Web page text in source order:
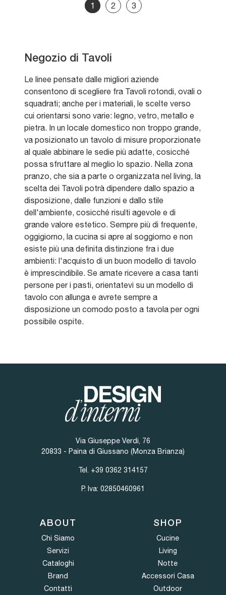
1 2 3
Negozio di Tavoli
Le linee pensate dalle migliori aziende
consentono di scegliere fra Tavoli rotondi, ovali o
squadrati; anche per i materiali, le scelte verso
cui orientarsi sono varie: legno, vetro, metallo e
pietra. In un locale domestico non troppo grande,
va posizionato un tavolo di misure proporzionate
al quale abbinare le sedie più adatte, cosicché
possa sfruttare al meglio lo spazio. Nella zona
pranzo, che sia a parte o organizzata nel living, la
scelta dei Tavoli potrà dipendere dallo spazio a
disposizione, dalle funzioni e dallo stile
dell'ambiente, cosicché risulti agevole e di
grande valore estetico. Sempre più di frequente,
oggigiorno, la cucina si apre al soggiorno e non
esiste più una definita distinzione fra i due
ambienti: l'acquisto di un buon modello di tavolo
è imprescindibile. Se amate ricevere a casa tanti
persone per i pasti, orientatevi su un modello di
tavolo con allunga e avrete sempre a
disposizione un comodo posto a tavola per ogni
possibile ospite.
Via Giuseppe Verdi, 76
20833 - Paina di Giussano (Monza Brianza)
Tel. +39 0362 314157
P. Iva: 02850460961
ABOUT
Chi Siamo
Servizi
Cataloghi
Brand
Contatti
SHOP
Cucine
Living
Notte
Accessori Casa
Outdoor